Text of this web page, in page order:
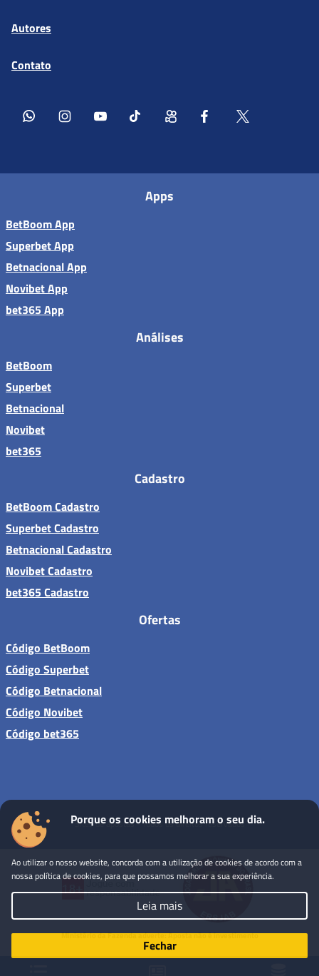
Autores
Contato
Apps
BetBoom App
Superbet App
Betnacional App
Novibet App
bet365 App
Análises
BetBoom
Superbet
Betnacional
Novibet
bet365
Cadastro
BetBoom Cadastro
Superbet Cadastro
Betnacional Cadastro
Novibet Cadastro
bet365 Cadastro
Ofertas
Código BetBoom
Código Superbet
Código Betnacional
Código Novibet
Código bet365
Sites de apostas - Todos os direitos reservados
Porque os cookies melhoram o seu dia.
Ao utilizar o nosso website, concorda com a utilização de cookies de acordo com a
nossa política de cookies, para que possamos melhorar a sua experiência.
Leia mais
Fechar
Ministério da Fazenda adverte: Aposta não é investimento